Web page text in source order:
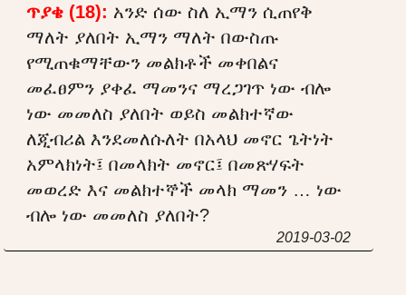
ጥያቄ (18): አንድ ሰው ስለ ኢማን ሲጠየቅ
ማለት ያለበት ኢማን ማለት በውስጡ
የሚጠቁማቸውን መልክቶች መቀበልና
መፈፀምን ያቀፈ ማመንና ማረጋገጥ ነው ብሎ
ነው መመለስ ያለበት ወይስ መልክተኛው
ለጂብሪል እንደመለሱለት በአላህ መኖር ጌትነት
አምላክነት፤ በመላክት መኖር፤ በመጽሃፍት
መወረድ እና መልክተኞች መላክ ማመን … ነው
ብሎ ነው መመለስ ያለበት?
2019-03-02